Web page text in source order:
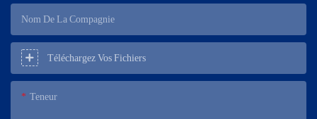
Nom De La Compagnie
Téléchargez Vos Fichiers
Teneur